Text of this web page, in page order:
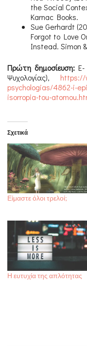
the Social
Karnac Books.
Sue Gerhardt
Forgot to Love
Instead. Simon
Πρώτη δημοσίευση:E-
Ψυχολογίας), https://
psychologias/4862-i-
isorropia-tou-
Σχετικά
Είμαστε όλοι τρελοί;
Η ευτυχία της απλότητας